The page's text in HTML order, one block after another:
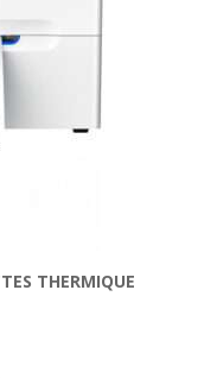
THERMIQUE